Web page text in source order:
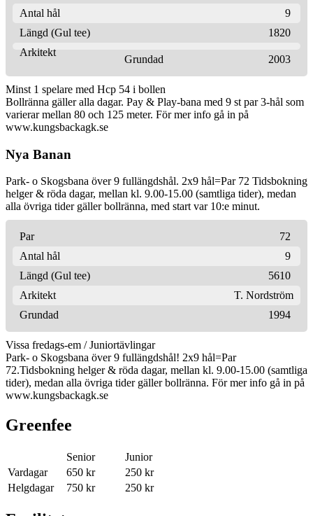
Antal hål
9
Längd (Gul tee)
1820
Arkitekt
Grundad 2003
Minst 1 spelare med Hcp 54 i bollen
Bollränna gäller alla dagar. Pay & Play-bana med 9 st par 3-hål som
varierar mellan 80 och 125 meter. För mer info gå in på
www.kungsbackagk.se
Nya Banan
Park- o Skogsbana över 9 fullängdshål. 2x9 hål=Par 72 Tidsbokning
helger & röda dagar, mellan kl. 9.00-15.00 (samtliga tider), medan
alla övriga tider gäller bollränna, med start var 10:e minut.
Par
72
Antal hål
9
Längd (Gul tee)
5610
Arkitekt
T. Nordström
Grundad
1994
Vissa fredags-em / Juniortävlingar
Park- o Skogsbana över 9 fullängdshål! 2x9 hål=Par
72.Tidsbokning helger & röda dagar, mellan kl. 9.00-15.00 (samtliga
tider), medan alla övriga tider gäller bollränna. För mer info gå in på
www.kungsbackagk.se
Greenfee
Senior
Junior
Vardagar
650 kr
250 kr
Helgdagar
750 kr 250 kr